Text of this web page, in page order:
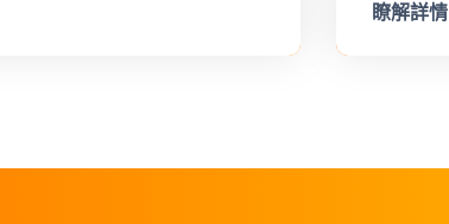
瞭解詳情